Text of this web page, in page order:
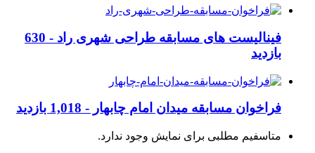
فینالیست های مسابقه طراحی شهری راد - 630
بازدید
فراخوان مسابقه میدان امام چابهار - 1,018 بازدید
متاسفیم مطلبی برای نمایش وجود ندارد.